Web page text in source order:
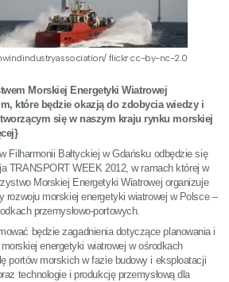
flickr cc-by-nc-2.0
Morskiej Energetyki Wiatrowej
które będzie okazją do zdobycia wiedzy i
się w naszym kraju rynku morskiej
Filharmonii Bałtyckiej w Gdańsku odbędzie się
TRANSPORT WEEK 2012, w ramach której w
Morskiej Energetyki Wiatrowej organizuje
rozwoju morskiej energetyki wiatrowej w Polsce –
przemysłowo-portowych.
będzie zagadnienia dotyczące planowania i
energetyki wiatrowej w ośrodkach
portów morskich w fazie budowy i eksploatacji
technologie i produkcję przemysłową dla